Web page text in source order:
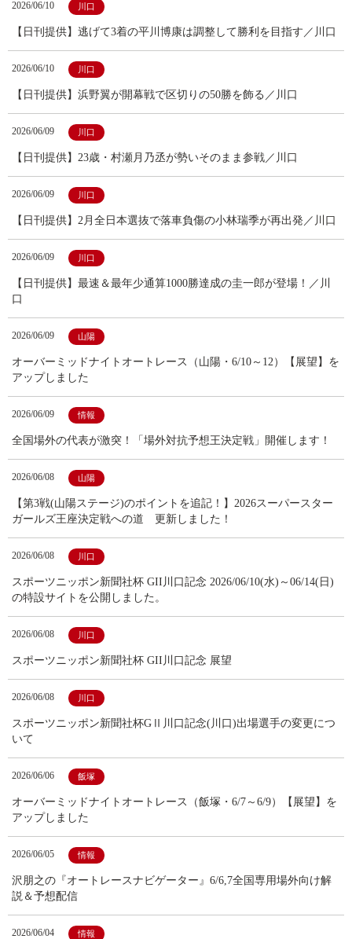
2026/06/10 川口
【日刊提供】逃げて3着の平川博康は調整して勝利を目指す／川口
2026/06/10 川口
【日刊提供】浜野翼が開幕戦で区切りの50勝を飾る／川口
2026/06/09 川口
【日刊提供】23歳・村瀬月乃丞が勢いそのまま参戦／川口
2026/06/09 川口
【日刊提供】2月全日本選抜で落車負傷の小林瑞季が再出発／川口
2026/06/09 川口
【日刊提供】最速＆最年少通算1000勝達成の圭一郎が登場！／川
口
2026/06/09 山陽
オーバーミッドナイトオートレース（山陽・6/10～12）【展望】を
アップしました
2026/06/09 情報
全国場外の代表が激突！「場外対抗予想王決定戦」開催します！
2026/06/08 山陽
【第3戦(山陽ステージ)のポイントを追記！】2026スーパースター
ガールズ王座決定戦への道 更新しました！
2026/06/08 川口
スポーツニッポン新聞社杯 GII川口記念 2026/06/10(水)～06/14(日)
の特設サイトを公開しました。
2026/06/08 川口
スポーツニッポン新聞社杯 GII川口記念 展望
2026/06/08 川口
スポーツニッポン新聞社杯GⅡ川口記念(川口)出場選手の変更につ
いて
2026/06/06 飯塚
オーバーミッドナイトオートレース（飯塚・6/7～6/9）【展望】を
アップしました
2026/06/05 情報
沢朋之の『オートレースナビゲーター』6/6,7全国専用場外向け解
説＆予想配信
2026/06/04 情報